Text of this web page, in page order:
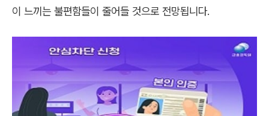
이 느끼는 불편함들이 줄어들 것으로 전망됩니다.